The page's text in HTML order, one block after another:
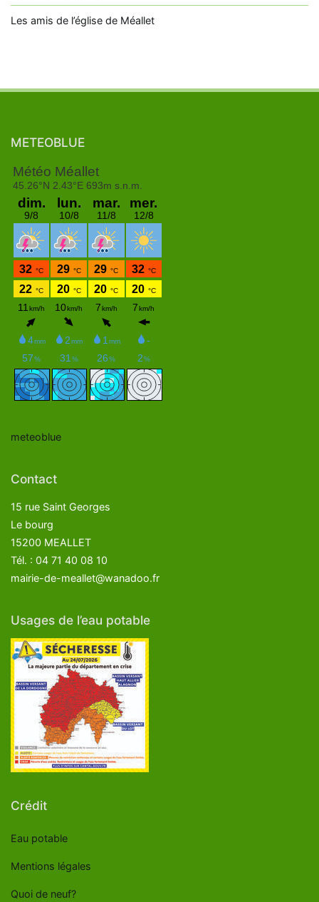
Les amis de l’église de Méallet
METEOBLUE
meteoblue
Contact
15 rue Saint Georges
Le bourg
15200 MEALLET
Tél. : 04 71 40 08 10
mairie-de-meallet@wanadoo.fr
Usages de l’eau potable
Crédit
Eau potable
Mentions légales
Quoi de neuf?